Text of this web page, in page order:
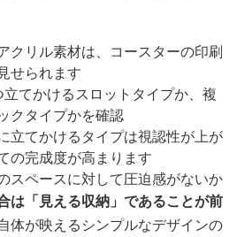
クリル素材は、コースターの印刷
せられます
立てかけるスロットタイプか、複
クタイプかを確認
立てかけるタイプは視認性が上が
の完成度が高まります
スペースに対して圧迫感がないか
は「見える収納」であることが前
体が映えるシンプルなデザインの